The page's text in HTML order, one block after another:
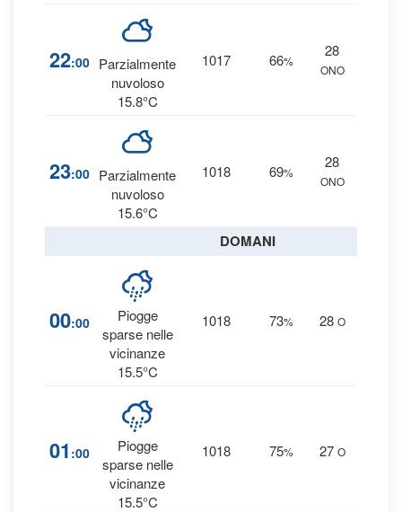
22:00 Parzialmente
nuvoloso
15.8°C
1017 66%
28
ONO
23:00 Parzialmente
nuvoloso
15.6°C
1018 69%
28
ONO
DOMANI
00:00
Piogge
sparse nelle
vicinanze
15.5°C
1018 73% 28 O
01 :00
Piogge
sparse nelle
vicinanze
15.5°C
1018 75% 27 O